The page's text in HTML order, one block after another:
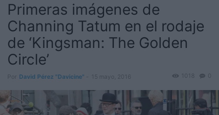
Primeras imágenes de
Channing Tatum en el rodaje
de ‘Kingsman: The Golden
Circle’
Por David Pérez "Davicine" 15 mayo, 2016 0
1018